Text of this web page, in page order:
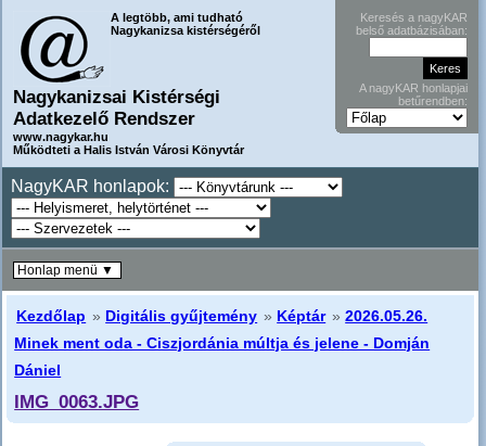
A legtöbb, ami tudható
Nagykanizsa kistérségéről
Nagykanizsai Kistérségi
Adatkezelő Rendszer
www.nagykar.hu
Működteti a Halis István Városi Könyvtár
Keresés a nagyKAR
belső adatbázisában:
A nagyKAR honlapjai
betűrendben:
NagyKAR honlapok:
Kezdőlap » Digitális gyűjtemény » Képtár »2026.05.26.
Minek ment oda - Ciszjordánia múltja és jelene - Domján
Dániel
IMG_0063.JPG
Honlap menü ▼